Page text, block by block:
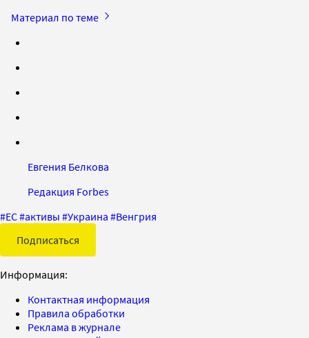
Материал по теме
Евгения Белкова
Редакция Forbes
#ЕС#активы #Украина #Венгрия
Подписаться
Информация:
Контактная информация
Правила обработки
Реклама в журнале